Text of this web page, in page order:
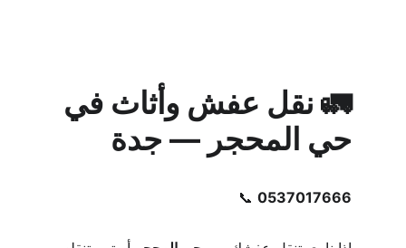
🚛 نقل عفش وأثاث في
حي المحجر — جدة
📞 0537017666